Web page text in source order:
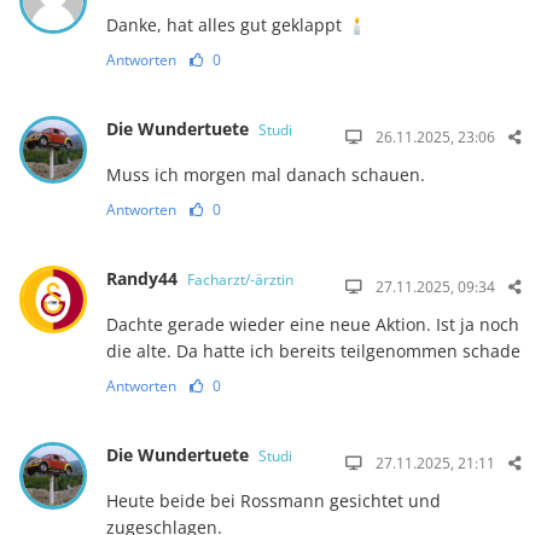
Danke, hat alles gut geklappt 🕯
Antworten 0
Die Wundertuete Studi 26.11.2025, 23:06
Muss ich morgen mal danach schauen.
Antworten 0
Randy44 Facharzt/-ärztin 27.11.2025, 09:34
Dachte gerade wieder eine neue Aktion. Ist ja noch
die alte. Da hatte ich bereits teilgenommen schade
Antworten 0
Die Wundertuete Studi 27.11.2025, 21:11
Heute beide bei Rossmann gesichtet und
zugeschlagen.